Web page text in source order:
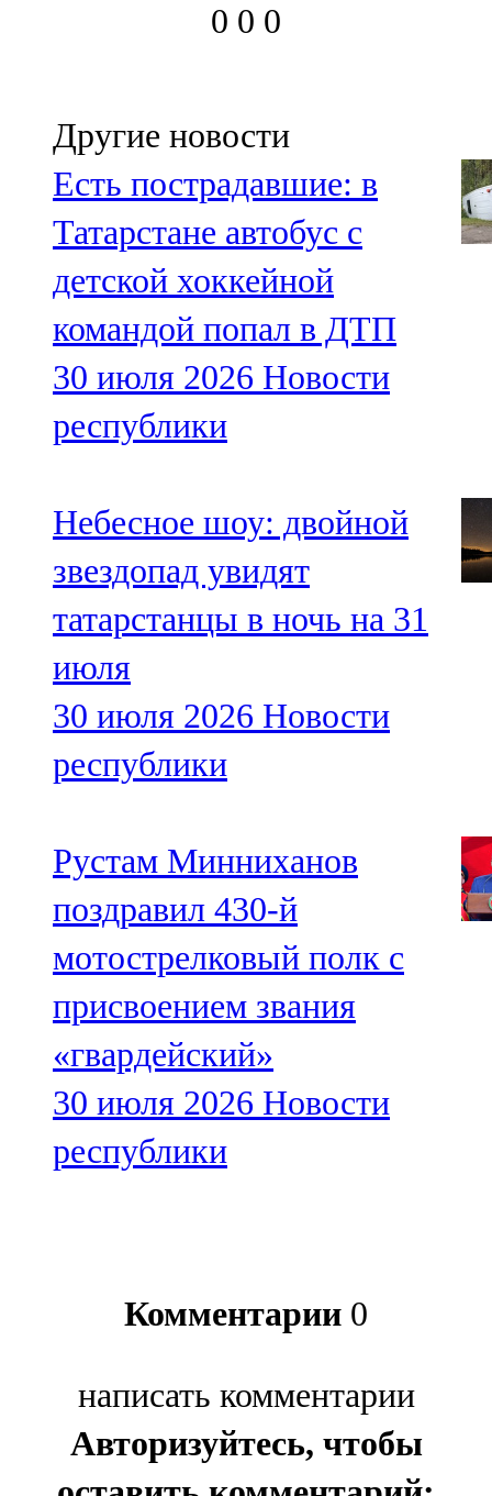
0 0 0
Другие новости
Есть пострадавшие: в
Татарстане автобус с
детской хоккейной
командой попал в ДТП
30 июля 2026 Новости
республики
Небесное шоу: двойной
звездопад увидят
татарстанцы в ночь на 31
июля
30 июля 2026 Новости
республики
Рустам Минниханов
поздравил 430-й
мотострелковый полк с
присвоением звания
«гвардейский»
30 июля 2026 Новости
республики
Комментарии 0
написать комментарии
Авторизуйтесь, чтобы